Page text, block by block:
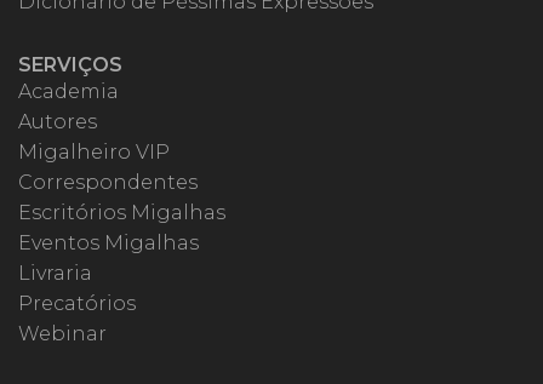
SERVIÇOS
Academia
Autores
Migalheiro VIP
Correspondentes
Escritórios Migalhas
Eventos Migalhas
Livraria
Precatórios
Webinar